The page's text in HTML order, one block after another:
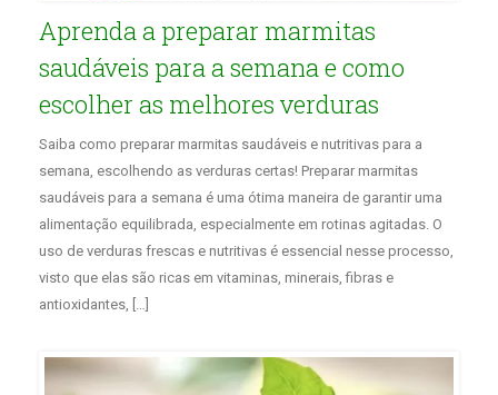
Aprenda a preparar marmitas
saudáveis para a semana e como
escolher as melhores verduras
Saiba como preparar marmitas saudáveis e nutritivas para a
semana, escolhendo as verduras certas! Preparar marmitas
saudáveis para a semana é uma ótima maneira de garantir uma
alimentação equilibrada, especialmente em rotinas agitadas. O
uso de verduras frescas e nutritivas é essencial nesse processo,
visto que elas são ricas em vitaminas, minerais, fibras e
antioxidantes, […]